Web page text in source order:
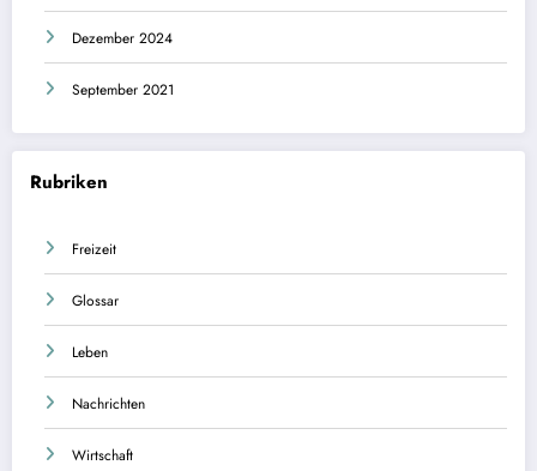
Dezember 2024
September 2021
Rubriken
Freizeit
Glossar
Leben
Nachrichten
Wirtschaft